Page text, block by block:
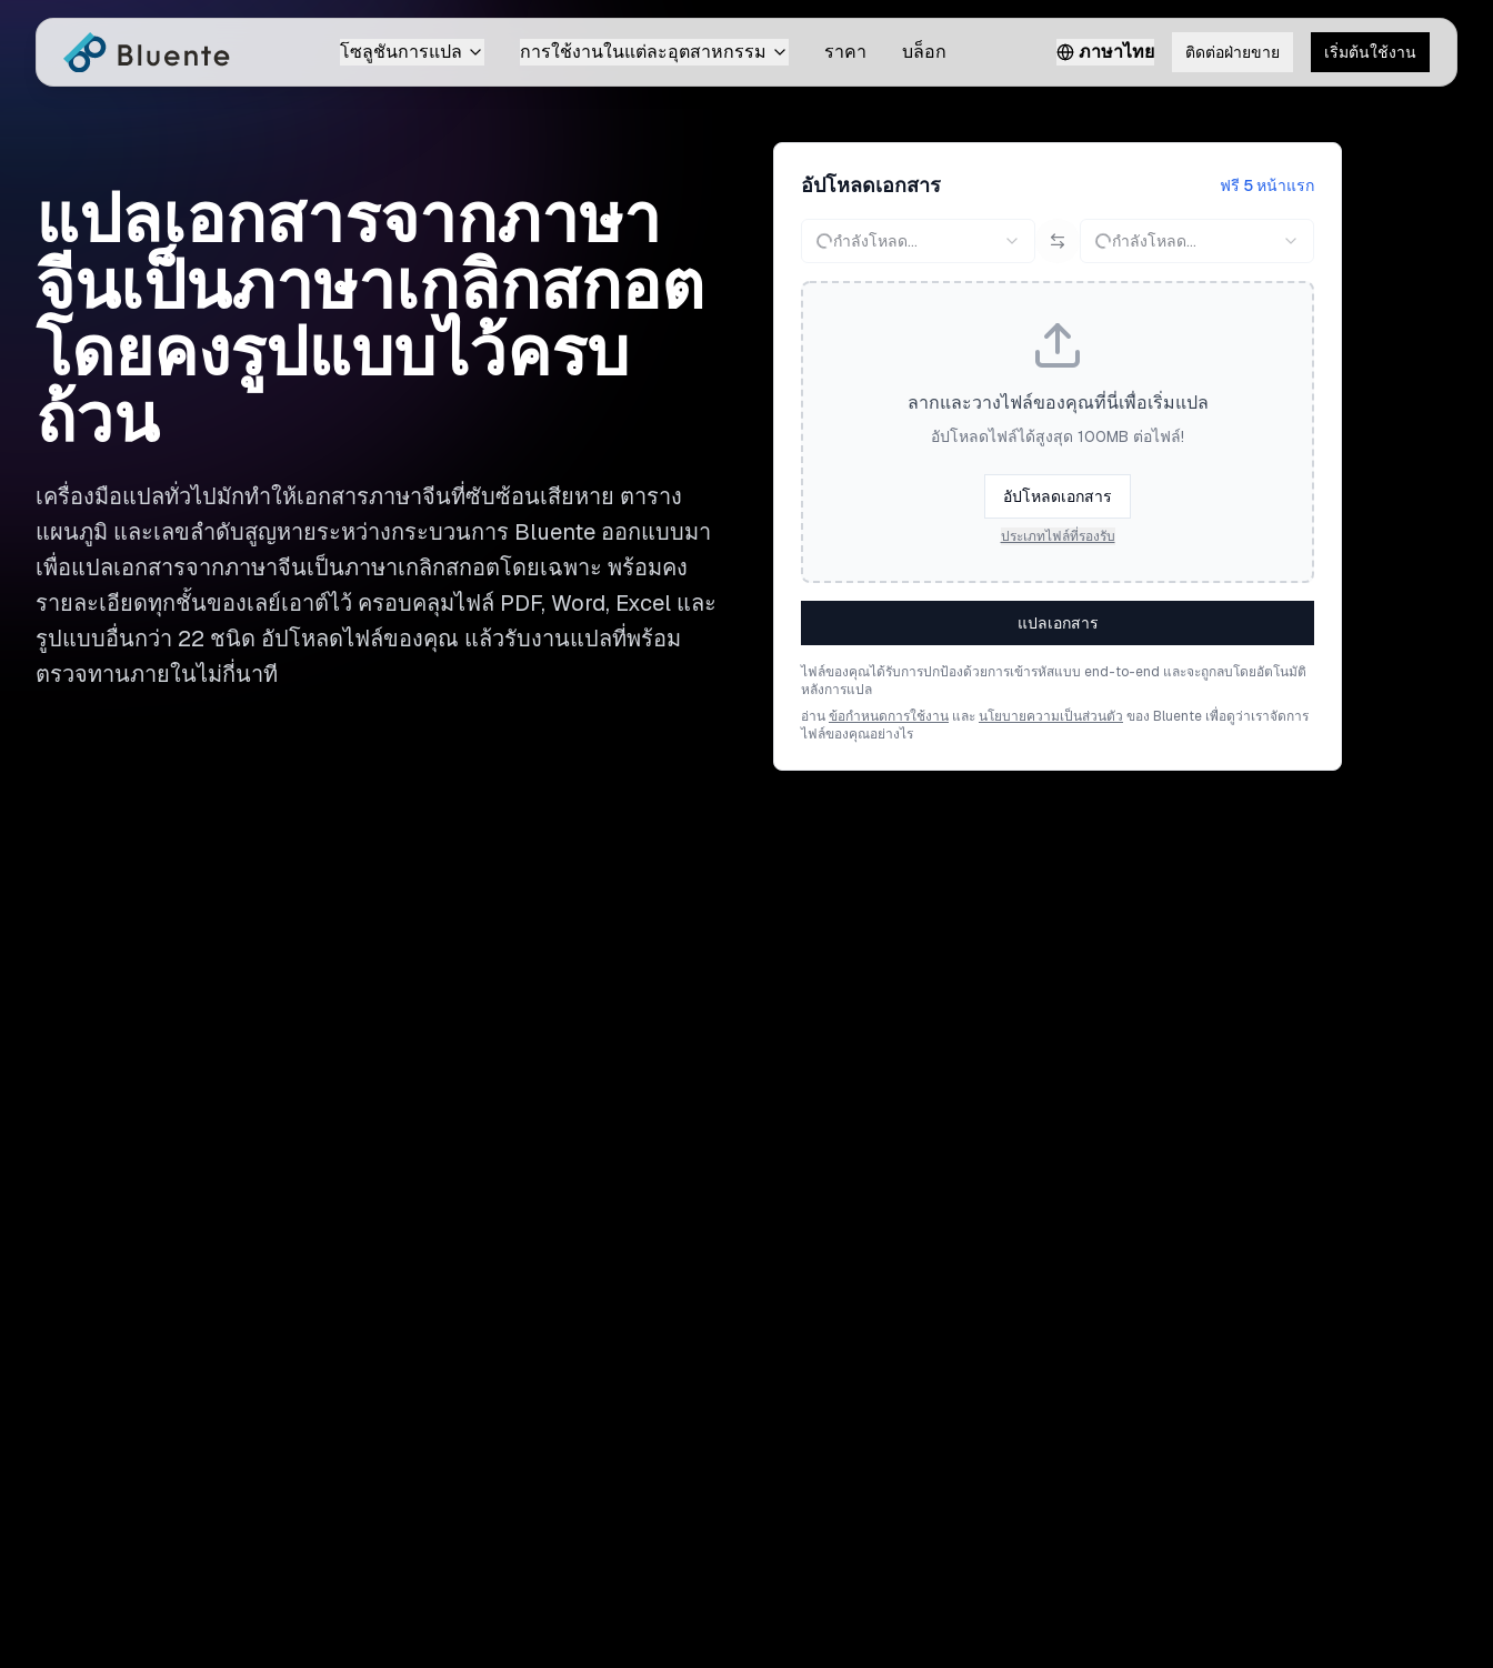
โซลูชันการแปล การใช้งานในแต่ละอุตสาหกรรม ราคา บล็อก ภาษาไทย ติดต่อฝ่ายขาย เริ่มต้นใช้งาน
แปลเอกสารจากภาษา
จีนเป็นภาษาเกลิกสกอต
โดยคงรูปแบบไว้ครบ
ถ้วน
เครื่องมือแปลทั่วไปมักทำให้เอกสารภาษาจีนที่ซับซ้อนเสียหาย ตาราง
แผนภูมิ และเลขลำดับสูญหายระหว่างกระบวนการ Bluente ออกแบบมา
เพื่อแปลเอกสารจากภาษาจีนเป็นภาษาเกลิกสกอตโดยเฉพาะ พร้อมคง
รายละเอียดทุกชั้นของเลย์เอาต์ไว้ ครอบคลุมไฟล์ PDF, Word, Excel และ
รูปแบบอื่นกว่า 22 ชนิด อัปโหลดไฟล์ของคุณ แล้วรับงานแปลที่พร้อม
ตรวจทานภายในไม่กี่นาที
อัปโหลดเอกสาร ฟรี 5 หน้าแรก
กำลังโหลด... กำลังโหลด...
ลากและวางไฟล์ของคุณที่นี่เพื่อเริ่มแปล
อัปโหลดไฟล์ได้สูงสุด 100MB ต่อไฟล์!
อัปโหลดเอกสาร
ประเภทไฟล์ที่รองรับ
แปลเอกสาร
ไฟล์ของคุณได้รับการปกป้องด้วยการเข้ารหัสแบบ end-to-end และจะถูกลบโดยอัตโนมัติ
หลังการแปล
อ่านข้อกำหนดการใช้งาน และ นโยบายความเป็นส่วนตัว ของ Bluente เพื่อดูว่าเราจัดการ
ไฟล์ของคุณอย่างไร